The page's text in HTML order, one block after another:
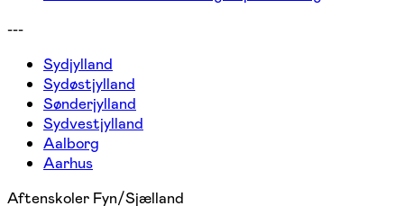
---
Sydjylland
Sydøstjylland
Sønderjylland
Sydvestjylland
Aalborg
Aarhus
Aftenskoler Fyn/Sjælland